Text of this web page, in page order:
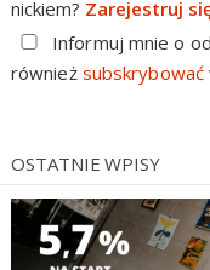
nickiem? Zarejestruj
Informuj mnie o
również subskrybować
OSTATNIE WPISY